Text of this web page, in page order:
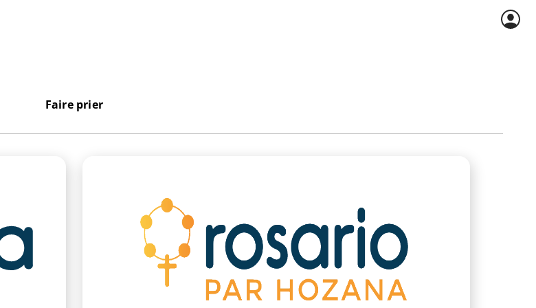
Faire prier